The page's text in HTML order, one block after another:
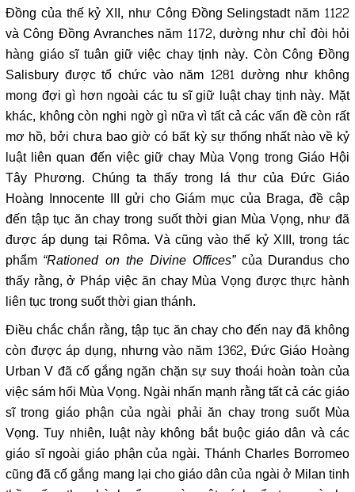
Đồng của thế kỷ XII, như Công Đồng Selingstadt năm 1122
và Công Đồng Avranches năm 1172, dường như chỉ đòi hỏi
hàng giáo sĩ tuân giữ việc chay tịnh này. Còn Công Đồng
Salisbury được tổ chức vào năm 1281 dường như không
mong đợi gì hơn ngoài các tu sĩ giữ luật chay tịnh này. Mặt
khác, không còn nghi ngờ gì nữa vì tất cả các vấn đề còn rất
mơ hồ, bởi chưa bao giờ có bất kỳ sự thống nhất nào về kỷ
luật liên quan đến việc giữ chay Mùa Vọng trong Giáo Hội
Tây Phương. Chúng ta thấy trong lá thư của Đức Giáo
Hoàng Innocente III gửi cho Giám mục của Braga, đề cập
đến tập tục ăn chay trong suốt thời gian Mùa Vọng, như đã
được áp dụng tại Rôma. Và cũng vào thế kỷ XIII, trong tác
phẩm “Rationed on the Divine Offices”của Durandus cho
thấy rằng, ở Pháp việc ăn chay Mùa Vọng được thực hành
liên tục trong suốt thời gian thánh.
Điều chắc chắn rằng, tập tục ăn chay cho đến nay đã không
còn được áp dụng, nhưng vào năm 1362, Đức Giáo Hoàng
Urban V đã cố gắng ngăn chặn sự suy thoái hoàn toàn của
việc sám hối Mùa Vọng. Ngài nhấn mạnh rằng tất cả các giáo
sĩ trong giáo phận của ngài phải ăn chay trong suốt Mùa
Vọng. Tuy nhiên, luật này không bắt buộc giáo dân và các
giáo sĩ ngoài giáo phận của ngài. Thánh Charles Borromeo
cũng đã cố gắng mang lại cho giáo dân của ngài ở Milan tinh